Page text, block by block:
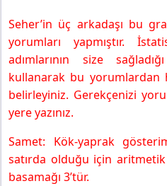
Seher’in üç arkadaşı bu
yorumları yapmıştır.
adımlarının size
kullanarak bu yorumlardan
belirleyiniz. Gerekçenizi
yere yazınız.
Samet: Kök-yaprak
satırda olduğu için
basamağı 3’tür.